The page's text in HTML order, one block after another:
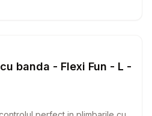
Lese si Zgarzi
banda - Flexi Fun - L -